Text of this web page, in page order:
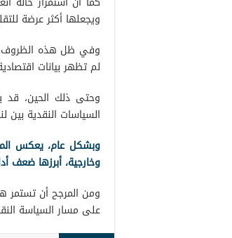
ويجعلها أكثر عرضة
وفي ظل هذه الظروف،
لم تظهر بيانات
وحتى ذلك الحين، قد
السياسات النقدية
وبشكل عام، يعكس
وخارجية، أبرزها ضعف
ومن المرجح أن تستمر
على مسار السياسة